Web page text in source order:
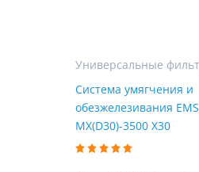
Система умягчения и
обезжелезивания EMS
MX(D30)-3500 X30